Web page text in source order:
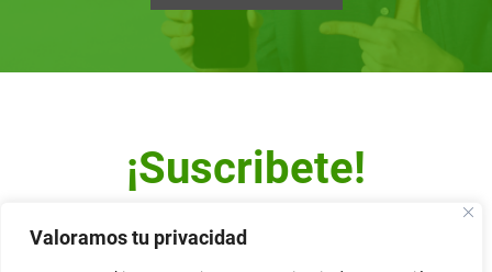
Valoramos tu privacidad
¡Suscribete!
Escribe tu dirección de correo y recibe nuestro Newsletter.